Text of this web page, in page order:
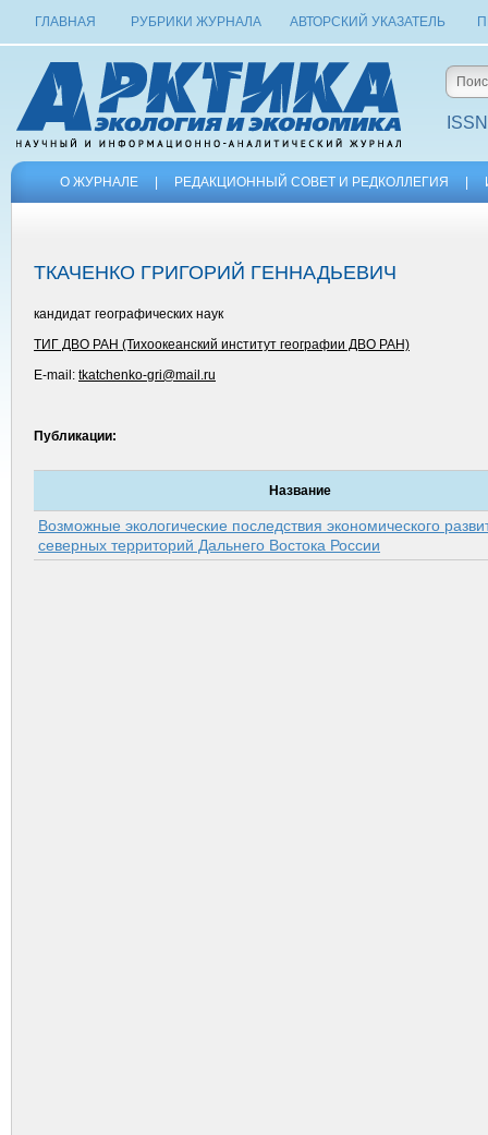
ГЛАВНАЯ РУБРИКИ ЖУРНАЛА АВТОРСКИЙ УКАЗАТЕЛЬ
О ЖУРНАЛЕ РЕДАКЦИОННЫЙ СОВЕТ И РЕДКОЛЛЕГИЯ
ТКАЧЕНКО ГРИГОРИЙ ГЕННАДЬЕВИЧ
кандидат географических наук
ТИГ ДВО РАН (Тихоокеанский институт географии ДВО РАН)
E-mail: tkatchenko-gri@mail.ru
Публикации:
Название
Возможные экологические последствия экономического
северных территорий Дальнего Востока России